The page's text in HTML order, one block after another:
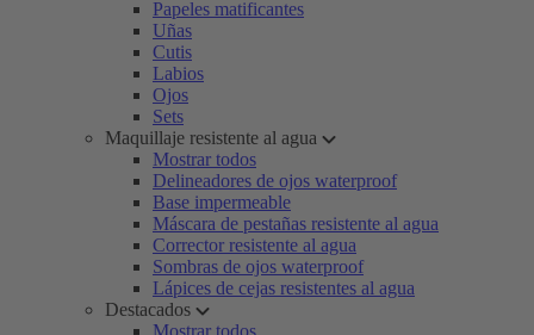
Papeles matificantes
Uñas
Cutis
Labios
Ojos
Sets
Maquillaje resistente al agua
Mostrar todos
Delineadores de ojos waterproof
Base impermeable
Máscara de pestañas resistente al agua
Corrector resistente al agua
Sombras de ojos waterproof
Lápices de cejas resistentes al agua
Destacados
Mostrar todos